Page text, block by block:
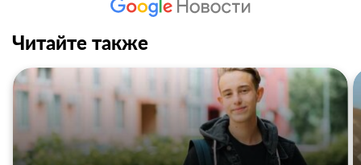
Читайте также